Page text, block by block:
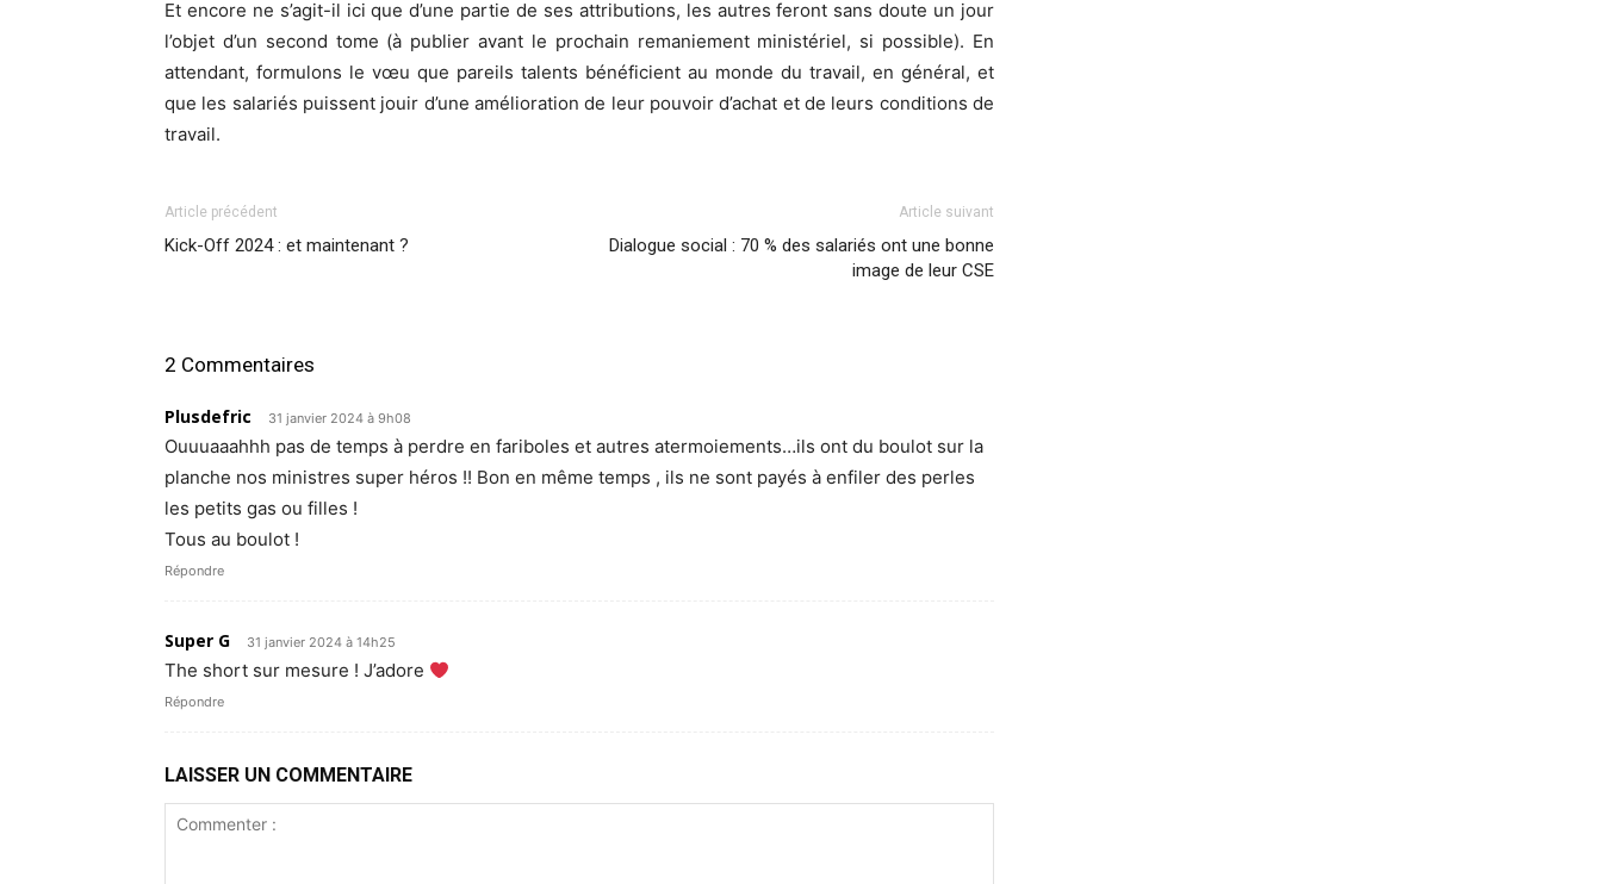
Et encore ne s’agit-il ici que d’une partie de ses attributions, les autres feront sans doute un jour
l’objet d’un second tome (à publier avant le prochain remaniement ministériel, si possible). En
attendant, formulons le vœu que pareils talents bénéficient au monde du travail, en général, et
que les salariés puissent jouir d’une amélioration de leur pouvoir d’achat et de leurs conditions de
travail.
Article précédent
Kick-Off 2024 : et maintenant ?
Article suivant
Dialogue social : 70 % des salariés ont une bonne
image de leur CSE
2 Commentaires
Plusdefric 31 janvier 2024 à 9h08
Ouuuaaahhh pas de temps à perdre en fariboles et autres atermoiements…ils ont du boulot sur la
planche nos ministres super héros !! Bon en même temps , ils ne sont payés à enfiler des perles
les petits gas ou filles !
Tous au boulot !
Répondre
Super G 31 janvier 2024 à 14h25
The short sur mesure ! J’adore
Répondre
LAISSER UN COMMENTAIRE